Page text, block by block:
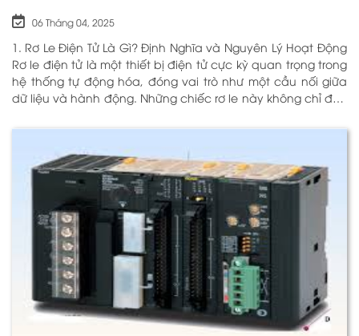
06 Tháng 04, 2025
1. Rơ Le Điện Tử Là Gì? Định Nghĩa và Nguyên Lý Hoạt Động
Rơ le điện tử là một thiết bị điện tử cực kỳ quan trọng trong
hệ thống tự động hóa, đóng vai trò như một cầu nối giữa
dữ liệu và hành động. Những chiếc rơ le này không chỉ đơn
thông minh giúp điều khiển và giám sát hoạt động của các
thiết bị khác nhau trong môi trường công nghiệp cũng như
trong hộ gia đình. Bằng cách sử dụng công nghệ hiện đại,
rơ le điện tử có khả năng xử lý và phản hồi nhanh chóng,
nhằm nâng cao hiệu suất hoạt động và độ an toàn cho
các hệ thống mà nó kiểm soát. N